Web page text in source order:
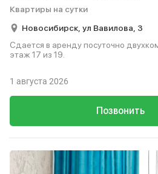
Квартиры на сутки
Новосибирск, ул Вавилова, 3
Сдается в аренду посуточно
этаж 17 из 19.
Позвонить
1 августа 2026